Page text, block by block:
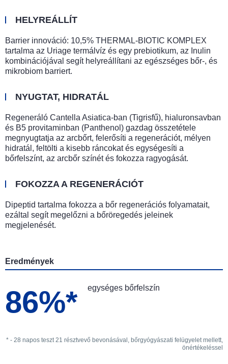
HELYREÁLLÍT
Barrier innováció: 10,5% THERMAL-BIOTIC KOMPLEX
tartalma az Uriage termálvíz és egy prebiotikum, az Inulin
kombinációjával segít helyreállítani az egészséges bőr-, és
mikrobiom barriert.
NYUGTAT, HIDRATÁL
Regeneráló Cantella Asiatica-ban (Tigrisfű), hialuronsavban
és B5 provitaminban (Panthenol) gazdag összetétele
megnyugtatja az arcbőrt, felerősíti a regenerációt, mélyen
hidratál, feltölti a kisebb ráncokat és egységesíti a
bőrfelszínt, az arcbőr színét és fokozza ragyogását.
FOKOZZA A REGENERÁCIÓT
Dipeptid tartalma fokozza a bőr regenerációs folyamatait,
ezáltal segít megelőzni a bőröregedés jeleinek
megjelenését.
Eredmények
86%* egységes bőrfelszín
* - 28 napos teszt 21 résztvevő bevonásával, bőrgyógyászati felügyelet mellett,
önértékeléssel